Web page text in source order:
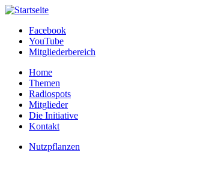
Direkt zum Inhalt
Facebook
YouTube
Mitgliederbereich
Home
Themen
Radiospots
Mitglieder
Die Initiative
Kontakt
Nutzpflanzen